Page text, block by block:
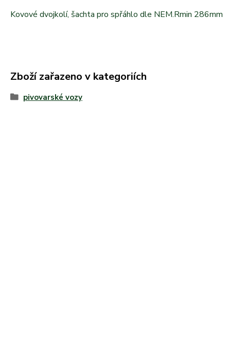
Kovové dvojkolí, šachta pro spřáhlo dle NEM.Rmin 286mm
Zboží zařazeno v kategoriích
pivovarské vozy